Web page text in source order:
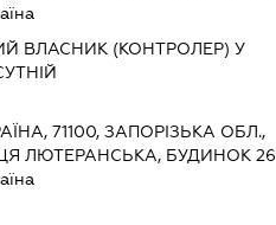
ВЛАСНИК (КОНТРОЛЕР) У
71100, ЗАПОРІЗЬКА ОБЛ.,
ЛЮТЕРАНСЬКА, БУДИНОК 26